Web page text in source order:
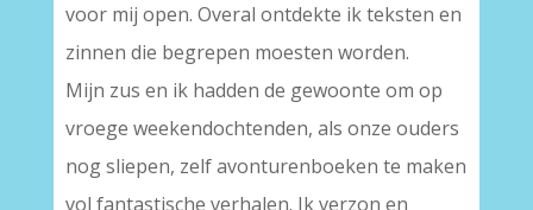
voor mij open. Overal ontdekte ik teksten en
zinnen die begrepen moesten worden.
Mijn zus en ik hadden de gewoonte om op
vroege weekendochtenden, als onze ouders
nog sliepen, zelf avonturenboeken te maken
vol fantastische verhalen. Ik verzon en